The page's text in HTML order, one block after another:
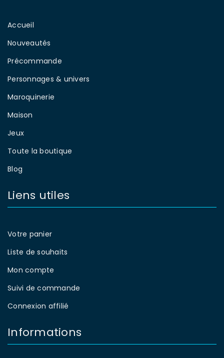
Accueil
Nouveautés
Précommande
Personnages & univers
Maroquinerie
Maison
Jeux
Toute la boutique
Blog
Liens utiles
Votre panier
Liste de souhaits
Mon compte
Suivi de commande
Connexion affilié
Informations